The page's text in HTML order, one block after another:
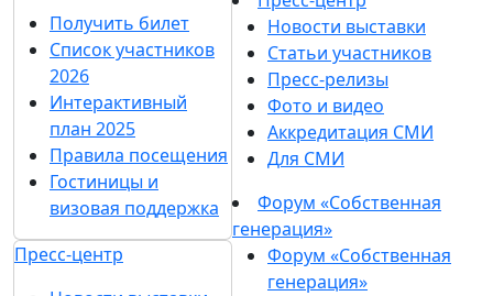
Получить билет
Список участников
2026
Интерактивный
план 2025
Правила посещения
Гостиницы и
визовая поддержка
Пресс-центр
Новости выставки
Статьи участников
Пресс-релизы
Фото и видео
Аккредитация СМИ
Для СМИ
Форум «Собственная
генерация»
Форум «Собственная
генерация»